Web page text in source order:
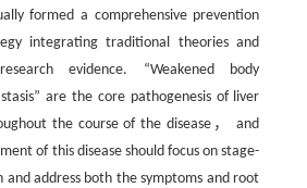
formed a comprehensive prevention
integrating traditional theories and
evidence. “Weakened body
are the core pathogenesis of liver
the course of the disease， and
of this disease should focus on stage-
address both the symptoms and root